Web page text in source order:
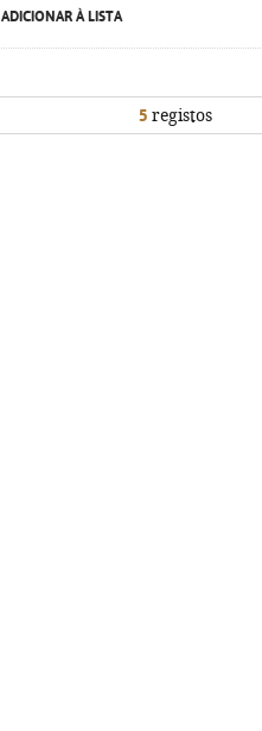
ADICIONAR À LISTA
5 registos